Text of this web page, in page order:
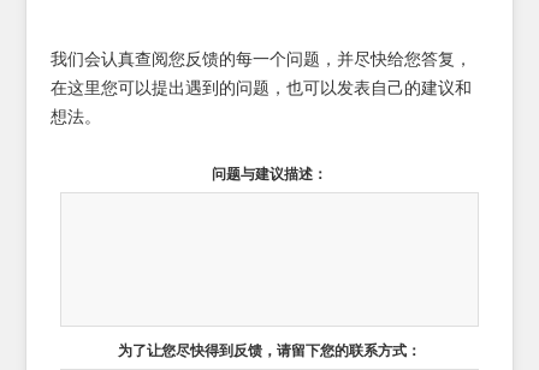
我们会认真查阅您反馈的每一个问题，并尽快给您答复，
在这里您可以提出遇到的问题，也可以发表自己的建议和
想法。
问题与建议描述：
为了让您尽快得到反馈，请留下您的联系方式：